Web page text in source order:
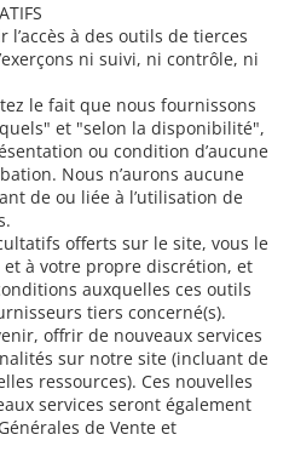
à des outils de tierces
ni suivi, ni contrôle, ni
le fait que nous fournissons
et "selon la disponibilité",
ou condition d’aucune
Nous n’aurons aucune
de ou liée à l’utilisation de
offerts sur le site, vous le
à votre propre discrétion, et
auxquelles ces outils
tiers concerné(s).
offrir de nouveaux services
sur notre site (incluant de
ressources). Ces nouvelles
services seront également
de Vente et